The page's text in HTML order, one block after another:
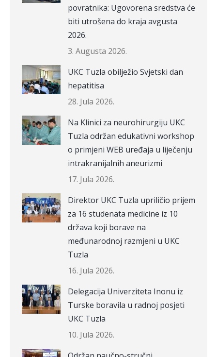
povratnika: Ugovorena sredstva će
biti utrošena do kraja avgusta
2026.
3. Augusta 2026.
UKC Tuzla obilježio Svjetski dan
hepatitisa
28. Jula 2026.
Na Klinici za neurohirurgiju UKC
Tuzla održan edukativni workshop
o primjeni WEB uređaja u liječenju
intrakranijalnih aneurizmi
17. Jula 2026.
Direktor UKC Tuzla upriličio prijem
za 16 studenata medicine iz 10
država koji borave na
međunarodnoj razmjeni u UKC
Tuzla
16. Jula 2026.
Delegacija Univerziteta Inonu iz
Turske boravila u radnoj posjeti
UKC Tuzla
10. Jula 2026.